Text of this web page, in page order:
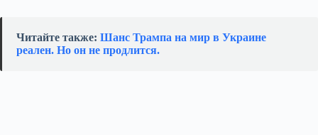
Читайте также: Шанс Трампа на мир в Украине
реален. Но он не продлится.